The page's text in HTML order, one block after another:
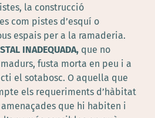
la construcció
com pistes d’esquí o
espais per a la ramaderia.
INADEQUADA,que no
fusta morta en peu i a
el sotabosc. O aquella que
els requeriments d’hàbitat
que hi habiten i